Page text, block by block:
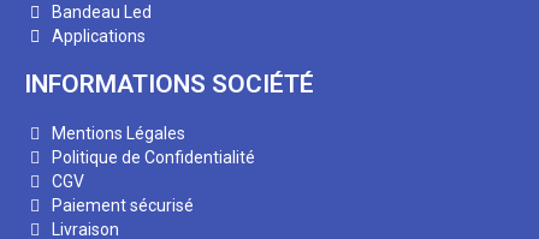
Bandeau Led
Applications
INFORMATIONS SOCIÉTÉ
Mentions Légales
Politique de Confidentialité
CGV
Paiement sécurisé
Livraison